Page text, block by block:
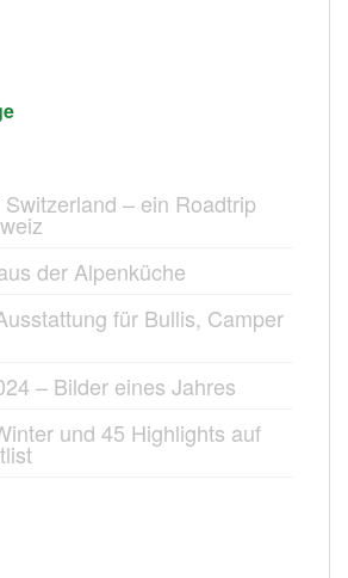
– ein Roadtrip
der Alpenküche
für Bullis, Camper
– Bilder eines Jahres
und 45 Highlights auf